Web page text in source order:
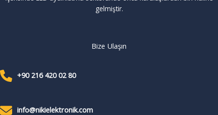
gelmiştir.
Bize Ulaşın
+90 216 420 02 80
info@nikielektronik.com